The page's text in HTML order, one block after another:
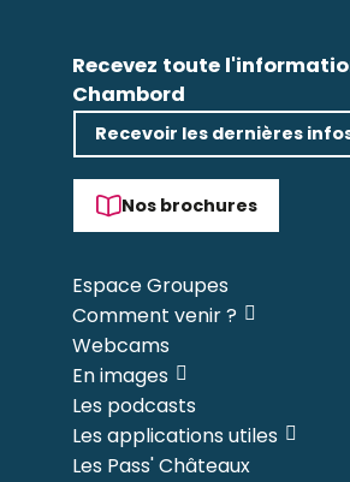
Recevez toute
Chambord
Recevoir les dernières
Nos brochures
Espace Groupes
Comment venir ?
Webcams
En images
Les podcasts
Les applications utiles
Les Pass' Châteaux